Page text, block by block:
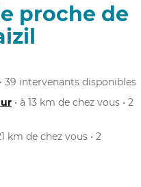
proche de
39 intervenants disponibles
• à 13 km de chez vous • 2
km de chez vous • 2